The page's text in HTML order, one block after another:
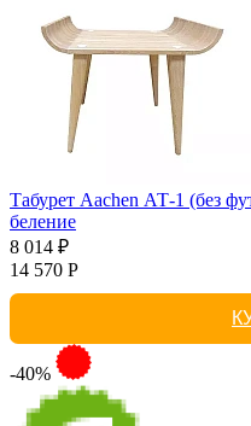
Табурет Aachen АТ-1 (без
беление
8 014 ₽
14 570 Р
-40%